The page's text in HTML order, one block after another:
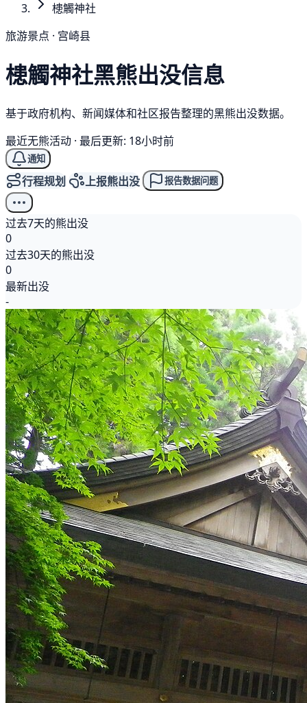
槵觸神社
旅游景点 · 宫崎县
槵觸神社黑熊出没信息
基于政府机构、新闻媒体和社区报告整理的黑熊出没数据。
最近无熊活动 · 最后更新: 18小时前
通知
行程规划 上报熊出没 报告数据问题
过去7天的熊出没
0
过去30天的熊出没
0
最新出没
-